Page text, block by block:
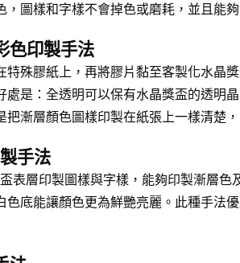
，圖樣和字樣不會掉色或磨耗，並且能
色印製手法
特殊膠紙上，再將膠片黏至客製化水晶
處是：全透明可以保有水晶獎盃的透明
把漸層顏色圖樣印製在紙張上一樣清楚
手法
表層印製圖樣與字樣，能夠印製漸層
色底能讓顏色更為鮮艷亮麗。此種手法